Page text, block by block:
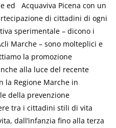
ed Acquaviva Picena con un
di cittadini di ogni
sperimentale – dicono i
Marche – sono molteplici e
la promozione
alla luce del recente
la Regione Marche in
della prevenzione
tra i cittadini stili di vita
dall’infanzia fino alla terza